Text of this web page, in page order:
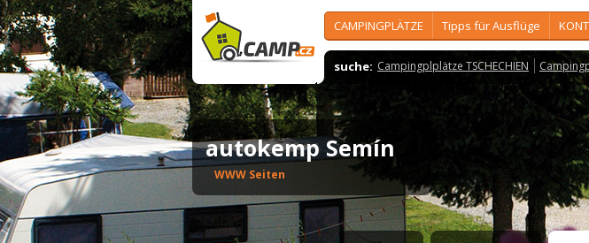
CAMPINGPLÄTZE Tipps für Ausflüge
suche: Campingplplätze TSCHECHIEN
autokemp Semín
WWW Seiten